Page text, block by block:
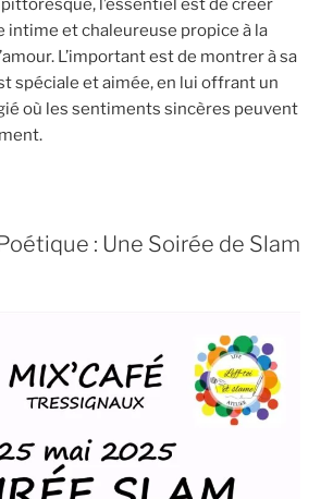
l’essentiel est de créer
intime et chaleureuse propice à la
L’important est de montrer à sa
spéciale et aimée, en lui offrant un
où les sentiments sincères peuvent
: Une Soirée de Slam